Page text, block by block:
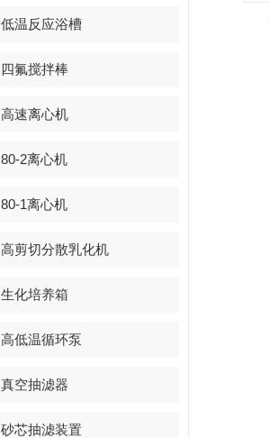
低温反应浴槽
四氟搅拌棒
高速离心机
80-2离心机
80-1离心机
高剪切分散乳化机
生化培养箱
高低温循环泵
真空抽滤器
砂芯抽滤装置